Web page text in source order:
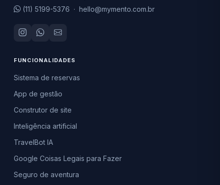
(11) 5199-5376 · hello@mymento.com.br
FUNCIONALIDADES
Sistema de reservas
App de gestão
Construtor de site
Inteligência artificial
TravelBot IA
Google Coisas Legais para Fazer
Seguro de aventura